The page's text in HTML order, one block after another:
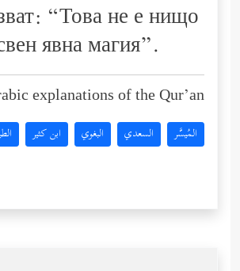
“Това не е нищо
явна магия”.
explanations of the Qur’an:
المُيسَّر السعدي البغوي ابن كثير